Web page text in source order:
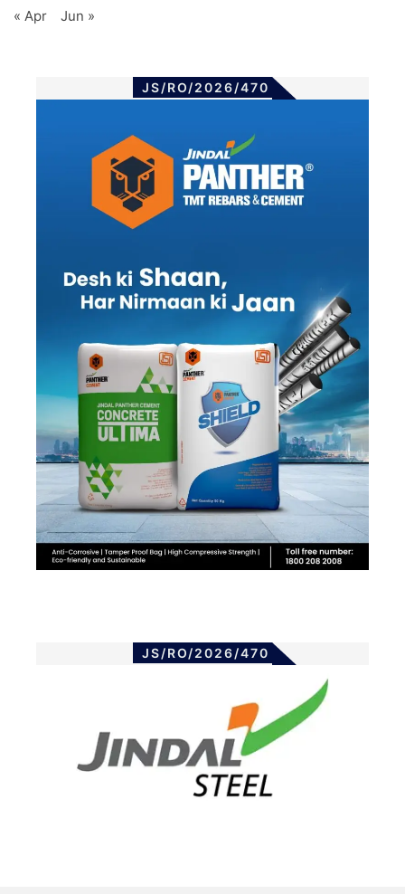
« Apr Jun »
JS/RO/2026/470
JS/RO/2026/470